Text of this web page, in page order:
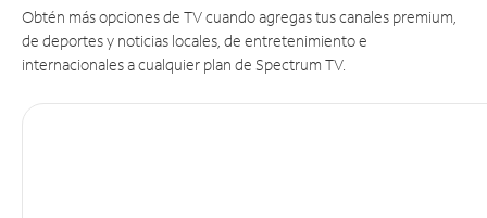
Obtén más opciones de TV cuando agregas tus canales premium,
de deportes y noticias locales, de entretenimiento e
internacionales a cualquier plan de Spectrum TV.